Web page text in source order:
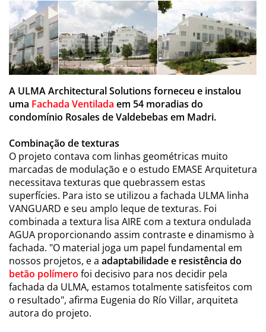
A ULMA Architectural Solutions forneceu e instalou
uma Fachada Ventilada em 54 moradias do
condomínio Rosales de Valdebebas em Madri.
Combinação de texturas
O projeto contava com linhas geométricas muito
marcadas de modulação e o estudo EMASE Arquitetura
necessitava texturas que quebrassem estas
superfícies. Para isto se utilizou a fachada ULMA linha
VANGUARD e seu amplo leque de texturas. Foi
combinada a textura lisa AIRE com a textura ondulada
AGUA proporcionando assim contraste e dinamismo à
fachada. "O material joga um papel fundamental em
nossos projetos, e a adaptabilidade e resistência do
betão polímero foi decisivo para nos decidir pela
fachada da ULMA, estamos totalmente satisfeitos com
o resultado", afirma Eugenia do Río Villar, arquiteta
autora do projeto.